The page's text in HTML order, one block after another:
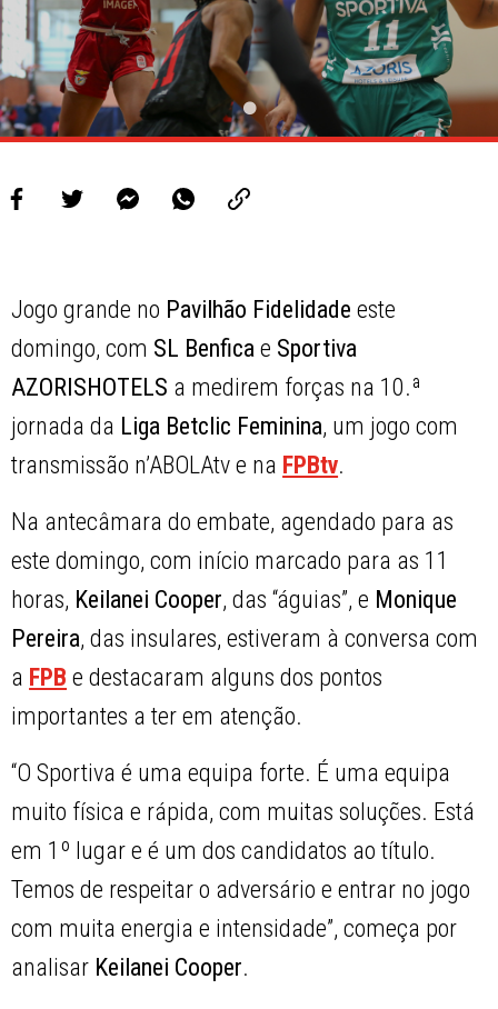
Jogo grande no Pavilhão Fidelidade este
domingo, com SL Benfica e Sportiva
AZORISHOTELS a medirem forças na 10.ª
jornada da Liga Betclic Feminina, um jogo com
transmissão n’ABOLAtv e na FPBtv.
Na antecâmara do embate, agendado para as
este domingo, com início marcado para as 11
horas, Keilanei Cooper, das “águias”, e Monique
Pereira, das insulares, estiveram à conversa com
a FPB e destacaram alguns dos pontos
importantes a ter em atenção.
“O Sportiva é uma equipa forte. É uma equipa
muito física e rápida, com muitas soluções. Está
em 1º lugar e é um dos candidatos ao título.
Temos de respeitar o adversário e entrar no jogo
com muita energia e intensidade”, começa por
analisar Keilanei Cooper.